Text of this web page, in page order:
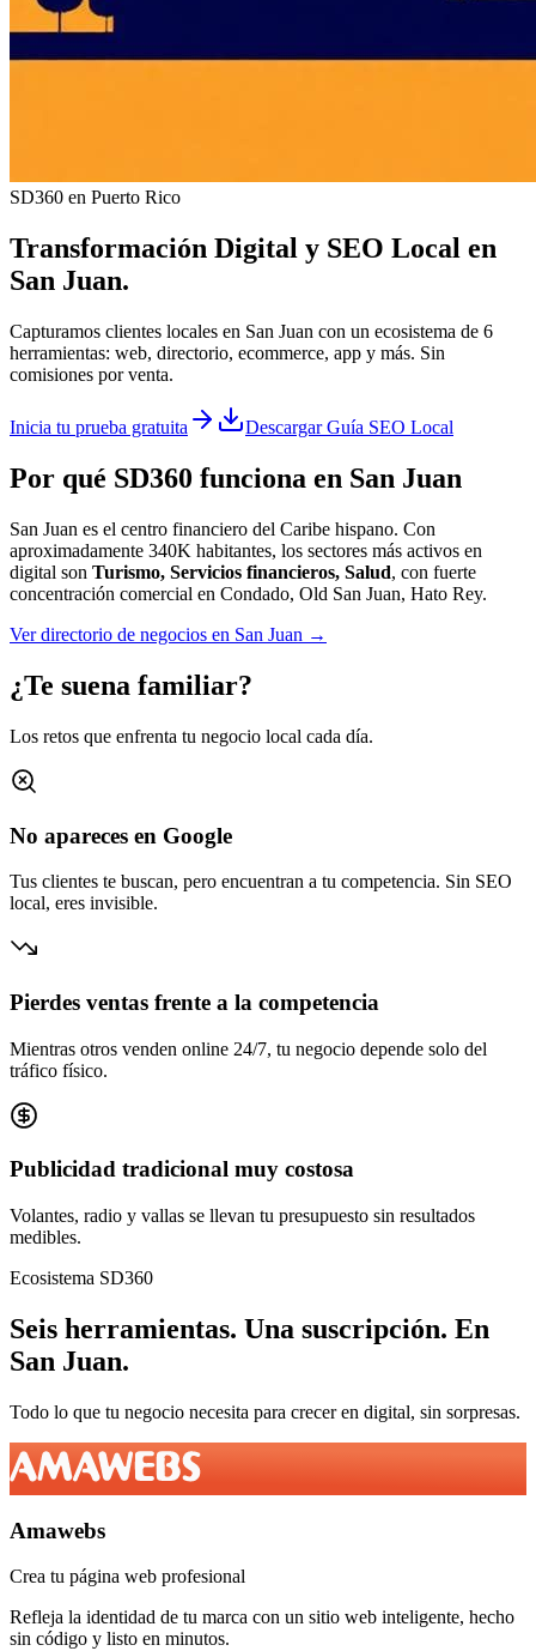
SD360 en Puerto Rico
Transformación Digital y SEO Local en
San Juan.
Capturamos clientes locales en San Juan con un ecosistema de 6
herramientas: web, directorio, ecommerce, app y más. Sin
comisiones por venta.
Inicia tu prueba gratuita Descargar Guía SEO Local
Por qué SD360 funciona en San Juan
San Juan es el centro financiero del Caribe hispano. Con
aproximadamente 340K habitantes, los sectores más activos en
digital son Turismo, Servicios financieros, Salud, con fuerte
concentración comercial en Condado, Old San Juan, Hato Rey.
Ver directorio de negocios en San Juan →
¿Te suena familiar?
Los retos que enfrenta tu negocio local cada día.
No apareces en Google
Tus clientes te buscan, pero encuentran a tu competencia. Sin SEO
local, eres invisible.
Pierdes ventas frente a la competencia
Mientras otros venden online 24/7, tu negocio depende solo del
tráfico físico.
Publicidad tradicional muy costosa
Volantes, radio y vallas se llevan tu presupuesto sin resultados
medibles.
Ecosistema SD360
Seis herramientas. Una suscripción. En
San Juan.
Todo lo que tu negocio necesita para crecer en digital, sin sorpresas.
Amawebs
Crea tu página web profesional
Refleja la identidad de tu marca con un sitio web inteligente, hecho
sin código y listo en minutos.